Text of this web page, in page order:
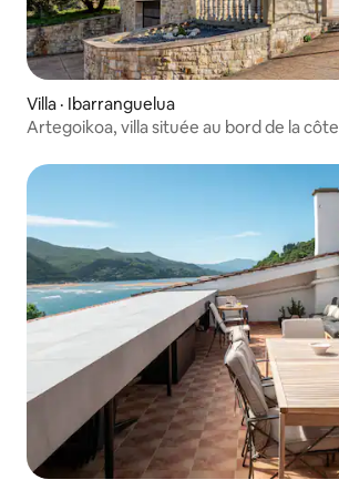
Villa · Ibarranguelua
Artegoikoa, villa située au bord de la côte